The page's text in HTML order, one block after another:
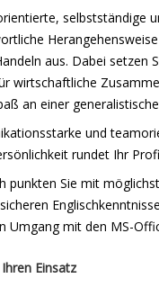
selbstständige
aus. Dabei setzen
wirtschaftliche
an einer
und
rundet Ihr
punkten Sie mit möglichst
Umgang mit den MS-
Einsatz